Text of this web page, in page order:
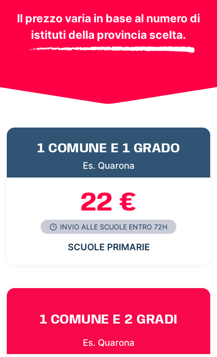
Il prezzo varia in base al numero di
istituti della provincia scelta.
1 COMUNE E 1 GRADO
Es. Quarona
22 €
INVIO ALLE SCUOLE ENTRO 72H
SCUOLE PRIMARIE
1 COMUNE E 2 GRADI
Es. Quarona